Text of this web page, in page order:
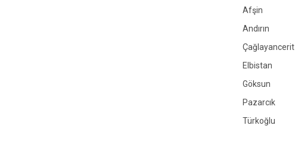
Afşin
Andırın
Çağlayancerit
Elbistan
Göksun
Pazarcık
Türkoğlu